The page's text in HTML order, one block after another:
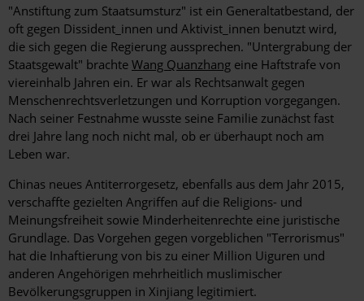
"Anstiftung zum Staatsumsturz" ist ein Generaltatbestand, der
oft gegen Dissident_innen und Aktivist_innen benutzt wird,
die sich gegen die Regierung aussprechen. "Untergrabung der
Staatsgewalt" brachte Wang Quanzhang eine Haftstrafe von
viereinhalb Jahren ein. Er war als Rechtsanwalt gegen
Menschenrechtsverletzungen und Korruption vorgegangen.
Nach seiner Festnahme wusste seine Familie zunächst fast
drei Jahre lang noch nicht mal, ob er überhaupt noch am
Leben war.
Chinas neues Antiterrorgesetz, ebenfalls aus dem Jahr 2015,
verschaffte gezielten Angriffen auf die Religions- und
Meinungsfreiheit sowie Minderheitenrechte eine juristische
Grundlage. Das Vorgehen gegen vorgeblichen "Terrorismus"
hat die Inhaftierung von bis zu einer Million Uiguren und
anderen Angehörigen mehrheitlich muslimischer
Bevölkerungsgruppen in Xinjiang legitimiert.